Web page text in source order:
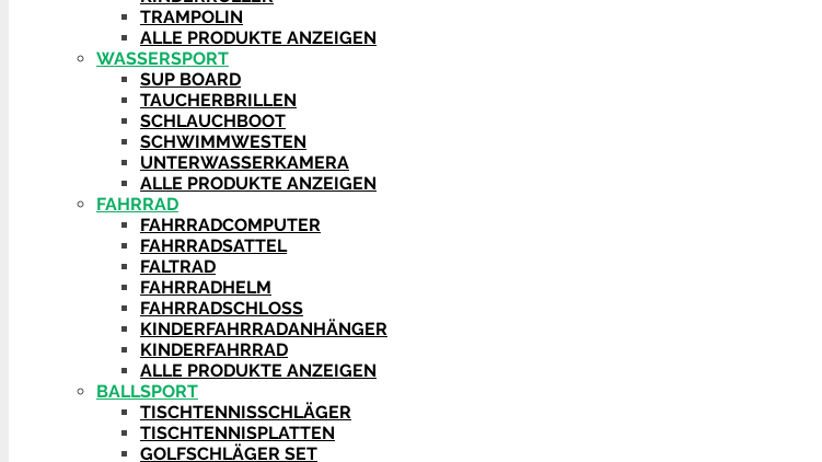
TRAMPOLIN
ALLE PRODUKTE ANZEIGEN
WASSERSPORT
SUP BOARD
TAUCHERBRILLEN
SCHLAUCHBOOT
SCHWIMMWESTEN
UNTERWASSERKAMERA
ALLE PRODUKTE ANZEIGEN
FAHRRAD
FAHRRADCOMPUTER
FAHRRADSATTEL
FALTRAD
FAHRRADHELM
FAHRRADSCHLOSS
KINDERFAHRRADANHÄNGER
KINDERFAHRRAD
ALLE PRODUKTE ANZEIGEN
BALLSPORT
TISCHTENNISSCHLÄGER
TISCHTENNISPLATTEN
GOLFSCHLÄGER SET